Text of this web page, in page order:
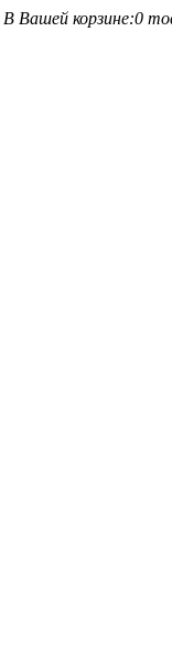
В Вашей корзине:0